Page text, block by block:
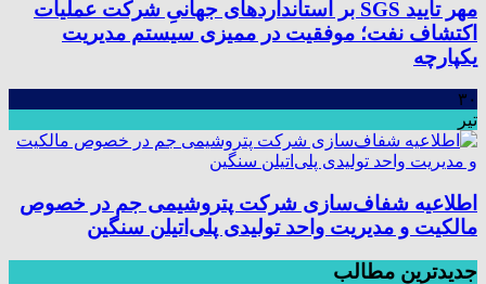
مهر تأیید SGS بر استانداردهای جهانیِ شرکت عملیات
اکتشاف نفت؛ موفقیت در ممیزی سیستم مدیریت
یکپارچه
۳۰
تیر
اطلاعیه شفاف‌سازی شرکت پتروشیمی جم در خصوص
مالکیت و مدیریت واحد تولیدی پلی‌اتیلن سنگین
جدیدترین مطالب